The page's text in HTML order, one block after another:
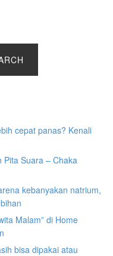
cepat panas? Kenali
Pita Suara – Chaka
kebanyakan natrium,
Malam” di Home
bisa dipakai atau